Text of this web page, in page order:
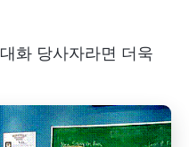
화 당사자라면 더욱